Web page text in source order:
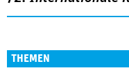
THEMEN